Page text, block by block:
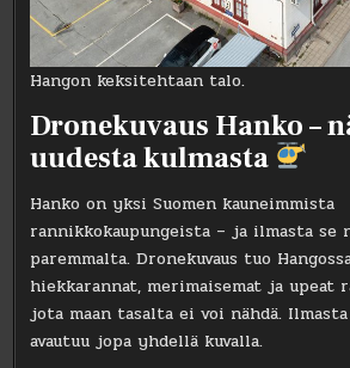
Hangon keksitehtaan talo.
Dronekuvaus Hanko –
uudesta kulmasta
Hanko on yksi Suomen kauneimmista
rannikkokaupungeista – ja ilmasta se
paremmalta. Dronekuvaus tuo
hiekkarannat, merimaisemat ja upeat
jota maan tasalta ei voi nähdä.
avautuu jopa yhdellä kuvalla.